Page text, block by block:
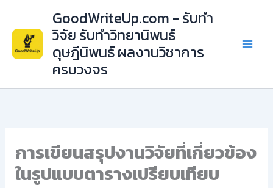
content
GoodWriteUp.com - รับทำ
วิจัย รับทำวิทยานิพนธ์
ดุษฎีนิพนธ์ ผลงานวิชาการ
ครบวงจร
การเขียนสรุปงานวิจัยที่เกี่ยวข้อง
ในรูปแบบตารางเปรียบเทียบ